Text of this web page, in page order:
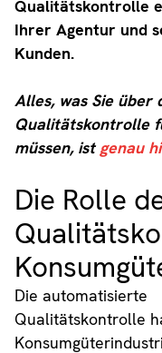
Qualitätskontrolle
Ihrer Agentur und
Kunden.
Alles, was Sie
Qualitätskontrolle
müssen, istgenau
Die Rolle
Die automatisierte
Qualitätskontrolle